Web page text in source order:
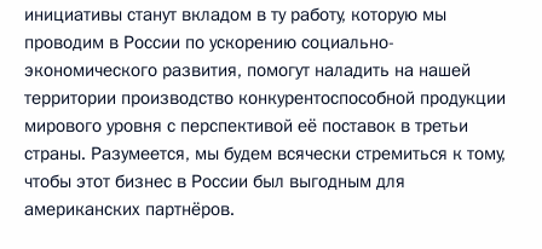
инициативы станут вкладом в ту работу, которую мы
проводим в России по ускорению социально-
экономического развития, помогут наладить на нашей
территории производство конкурентоспособной продукции
мирового уровня с перспективой её поставок в третьи
страны. Разумеется, мы будем всячески стремиться к тому,
чтобы этот бизнес в России был выгодным для
американских партнёров.